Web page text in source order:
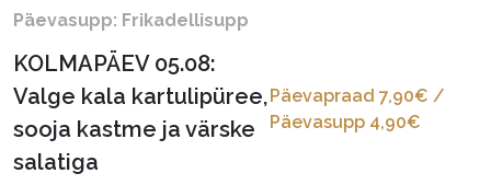
Päevasupp: Frikadellisupp
KOLMAPÄEV 05.08:
Valge kala kartulipüree,
sooja kastme ja värske
salatiga
Päevapraad 7,90€ /
Päevasupp 4,90€